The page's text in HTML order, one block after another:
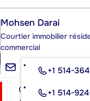
Mohsen Darai
Courtier immobilier
commercial
+1 514-
+1 514-
GROUPE